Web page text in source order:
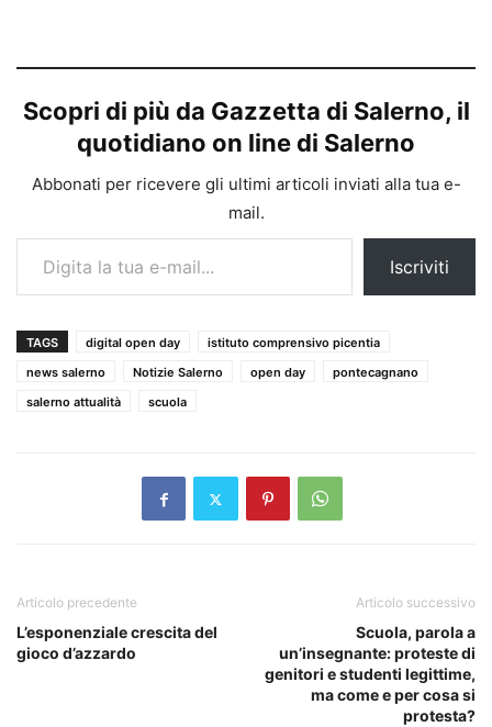
Scopri di più da Gazzetta di Salerno, il
quotidiano on line di Salerno
Abbonati per ricevere gli ultimi articoli inviati alla tua e-
mail.
Digita la tua e-mail...
Iscriviti
TAGS digital open day
istituto comprensivo picentia
news salerno
Notizie Salerno open day
pontecagnano
salerno attualità
scuola
Articolo precedente
L’esponenziale crescita del
gioco d’azzardo
Articolo successivo
Scuola, parola a
un’insegnante: proteste di
genitori e studenti legittime,
ma come e per cosa si
protesta?